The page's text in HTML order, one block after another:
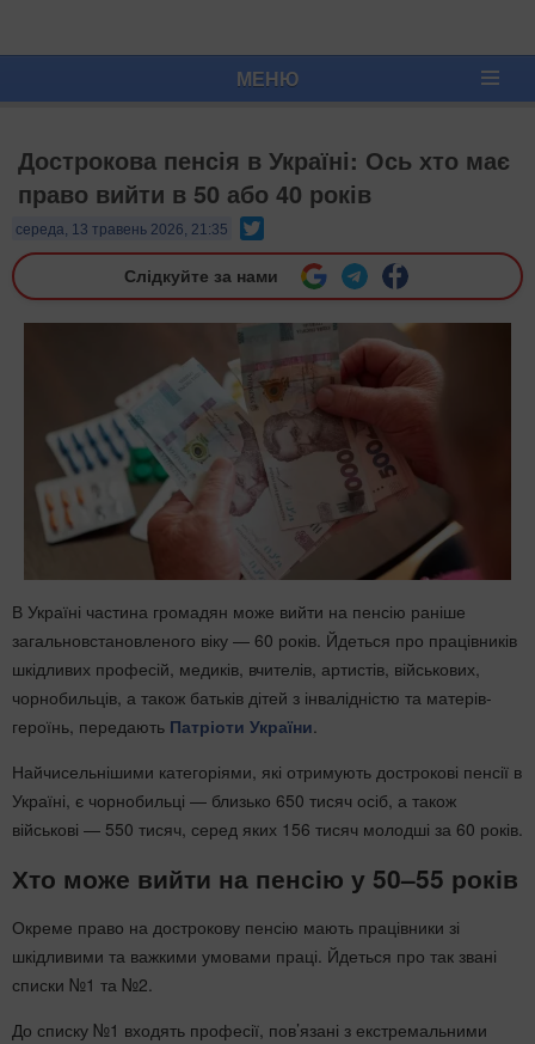
МЕНЮ
Дострокова пенсія в Україні: Ось хто має
право вийти в 50 або 40 років
середа, 13 травень 2026, 21:35
Слідкуйте за нами
В Україні частина громадян може вийти на пенсію раніше
загальновстановленого віку — 60 років. Йдеться про працівників
шкідливих професій, медиків, вчителів, артистів, військових,
чорнобильців, а також батьків дітей з інвалідністю та матерів-
героїнь, передають Патріоти України
Найчисельнішими категоріями, які отримують дострокові пенсії в
Україні, є чорнобильці — близько 650 тисяч осіб, а також
військові — 550 тисяч, серед яких 156 тисяч молодші за 60 років.
Хто може вийти на пенсію у 50–55 років
Окреме право на дострокову пенсію мають працівники зі
шкідливими та важкими умовами праці. Йдеться про так звані
списки №1 та №2.
До списку №1 входять професії, пов’язані з екстремальними